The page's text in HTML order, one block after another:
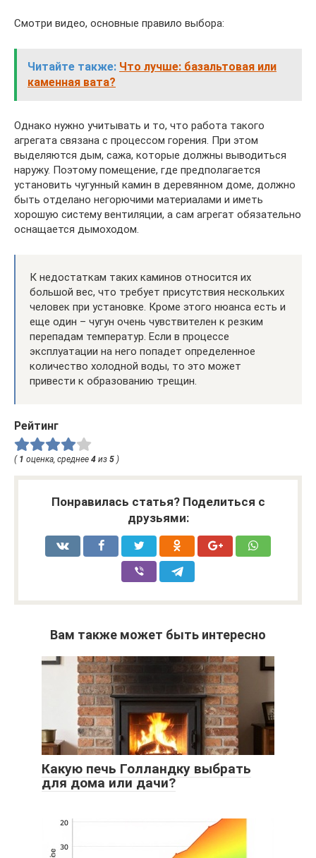
Смотри видео, основные правило выбора:
Читайте также: Что лучше: базальтовая или
каменная вата?
Однако нужно учитывать и то, что работа такого
агрегата связана с процессом горения. При этом
выделяются дым, сажа, которые должны выводиться
наружу. Поэтому помещение, где предполагается
установить чугунный камин в деревянном доме, должно
быть отделано негорючими материалами и иметь
хорошую систему вентиляции, а сам агрегат обязательно
оснащается дымоходом.
К недостаткам таких каминов относится их
большой вес, что требует присутствия нескольких
человек при установке. Кроме этого нюанса есть и
еще один – чугун очень чувствителен к резким
перепадам температур. Если в процессе
эксплуатации на него попадет определенное
количество холодной воды, то это может
привести к образованию трещин.
Рейтинг
( 1 оценка, среднее 4 из 5 )
Понравилась статья? Поделиться с
друзьями:
Вам также может быть интересно
Какую печь Голландку выбрать
для дома или дачи?